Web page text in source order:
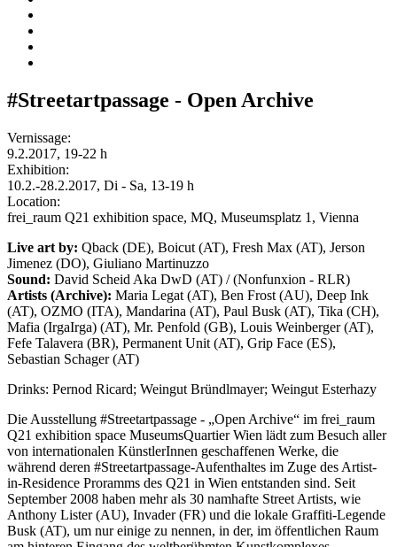
#Streetartpassage - Open Archive
Vernissage:
9.2.2017, 19-22 h
Exhibition:
10.2.-28.2.2017, Di - Sa, 13-19 h
Location:
frei_raum Q21 exhibition space, MQ, Museumsplatz 1, Vienna
Live art by: Qback (DE), Boicut (AT), Fresh Max (AT), Jerson
Jimenez (DO), Giuliano Martinuzzo
Sound: David Scheid Aka DwD (AT) / (Nonfunxion - RLR)
Artists (Archive): Maria Legat (AT), Ben Frost (AU), Deep Ink
(AT), OZMO (ITA), Mandarina (AT), Paul Busk (AT), Tika (CH),
Mafia (IrgaIrga) (AT), Mr. Penfold (GB), Louis Weinberger (AT),
Fefe Talavera (BR), Permanent Unit (AT), Grip Face (ES),
Sebastian Schager (AT)
Drinks: Pernod Ricard; Weingut Bründlmayer; Weingut Esterhazy
Die Ausstellung #Streetartpassage - „Open Archive“ im frei_raum
Q21 exhibition space MuseumsQuartier Wien lädt zum Besuch aller
von internationalen KünstlerInnen geschaffenen Werke, die
während deren #Streetartpassage-Aufenthaltes im Zuge des Artist-
in-Residence Proramms des Q21 in Wien entstanden sind. Seit
September 2008 haben mehr als 30 namhafte Street Artists, wie
Anthony Lister (AU), Invader (FR) und die lokale Graffiti-Legende
Busk (AT), um nur einige zu nennen, in der, im öffentlichen Raum